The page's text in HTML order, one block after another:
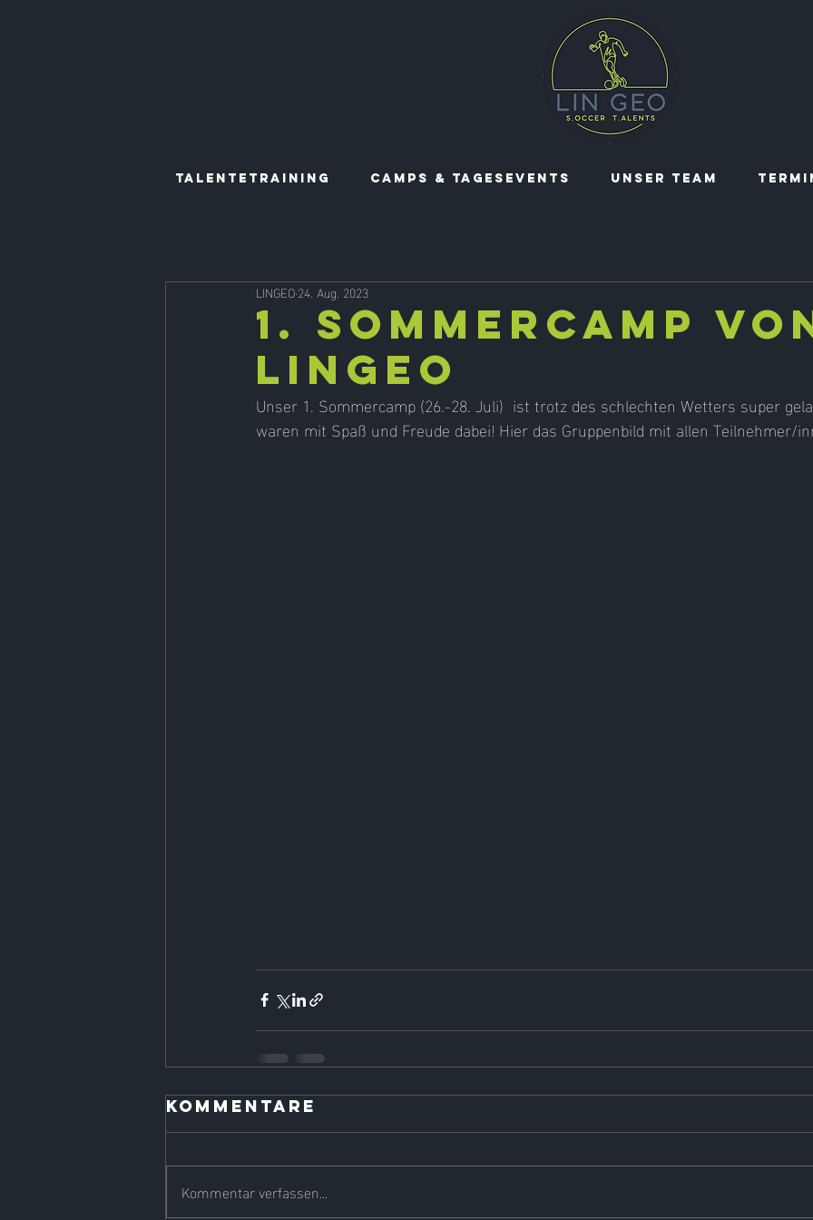
TALENTETRAINING CAMPS & TAGESEVENTS UNSER TEAM
1. Sommercamp
LINGEO
LINGEO24. Aug. 2023
Unser 1. Sommercamp (26.-28. Juli)  ist trotz des schlechten Wetters super
waren mit Spaß und Freude dabei! Hier das Gruppenbild mit allen Teilnehmer/
Kommentare
Kommentar verfassen...